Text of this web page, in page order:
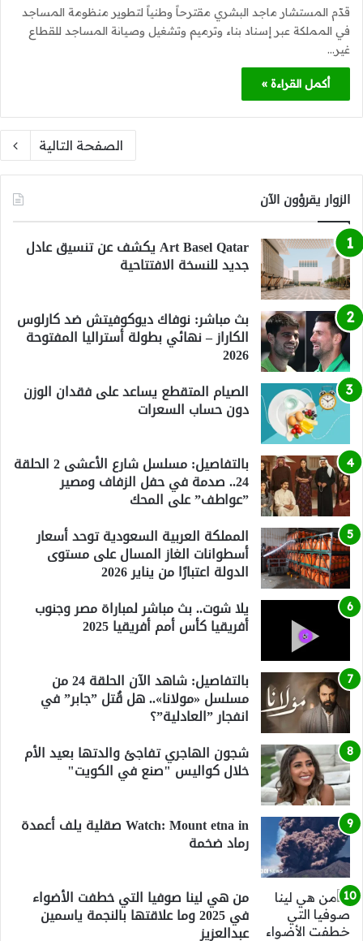
قدّم المستشار ماجد البشري مقترحاً وطنياً لتطوير منظومة المساجد
في المملكة عبر إسناد بناء وترميم وتشغيل وصيانة المساجد للقطاع
غير…
أكمل القراءة »
الصفحة التالية
الزوار يقرؤون الآن
Art Basel Qatar يكشف عن تنسيق عادل
جديد للنسخة الافتتاحية
بث مباشر: نوفاك ديوكوفيتش ضد كارلوس
الكاراز – نهائي بطولة أستراليا المفتوحة
2026
الصيام المتقطع يساعد على فقدان الوزن
دون حساب السعرات
بالتفاصيل: مسلسل شارع الأعشى 2 الحلقة
24.. صدمة في حفل الزفاف ومصير
”عواطف” على المحك
المملكة العربية السعودية توحد أسعار
أسطوانات الغاز المسال على مستوى
الدولة اعتبارًا من يناير 2026
يلا شوت.. بث مباشر لمباراة مصر وجنوب
أفريقيا كأس أمم أفريقيا 2025
بالتفاصيل: شاهد الآن الحلقة 24 من
مسلسل «مولانا».. هل قُتل ”جابر” في
انفجار ”العادلية”؟
شجون الهاجري تفاجئ والدتها بعيد الأم
خلال كواليس "صنع في الكويت"
Watch: Mount etna in صقلية يلف أعمدة
رماد ضخمة
من هي لينا صوفيا التي خطفت الأضواء
في 2025 وما علاقتها بالنجمة ياسمين
عبدالعزيز